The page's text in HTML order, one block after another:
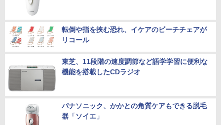
転倒や指を挟む恐れ、イケアのビーチチェアが
リコール
東芝、11段階の速度調節など語学学習に便利な
機能を搭載したCDラジオ
パナソニック、かかとの角質ケアもできる脱毛
器「ソイエ」